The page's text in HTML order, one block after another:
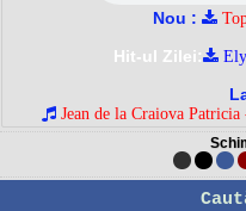
Nou :
Hit-ul Zilei:
Jean de la Craiova